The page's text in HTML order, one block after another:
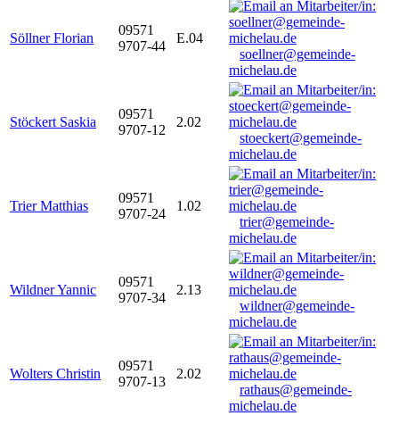
Söllner Florian
09571
9707-44
E.04
soellner@gemeinde-
michelau.de
Stöckert Saskia
09571
9707-12
2.02
stoeckert@gemeinde-
michelau.de
Trier Matthias
09571
9707-24
1.02
trier@gemeinde-
michelau.de
Wildner Yannic
09571
9707-34
2.13
wildner@gemeinde-
michelau.de
Wolters Christin
09571
9707-13
2.02
rathaus@gemeinde-
michelau.de